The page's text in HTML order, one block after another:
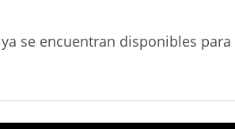
ya se encuentran disponibles para